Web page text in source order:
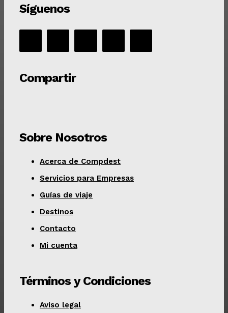
Síguenos
Compartir
Sobre Nosotros
Acerca de Compdest
Servicios para Empresas
Guías de viaje
Destinos
Contacto
Mi cuenta
Términos y Condiciones
Aviso legal